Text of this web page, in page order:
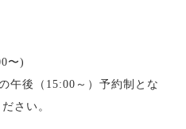
〜)
午後（15:00～）予約制とな
さい。